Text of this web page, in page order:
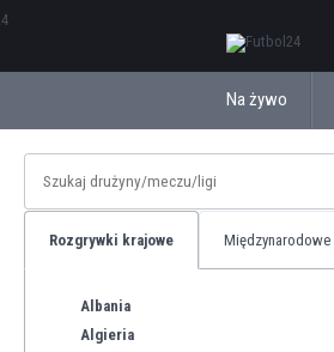
Na żywo
Rozgrywki krajowe Międzynarodowe
Albania
Algieria